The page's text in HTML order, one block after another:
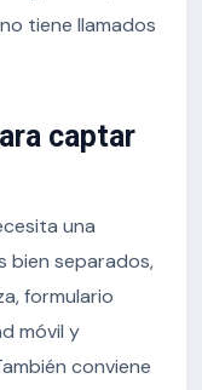
tiene llamados
captar
una
bien separados,
formulario
móvil y
conviene